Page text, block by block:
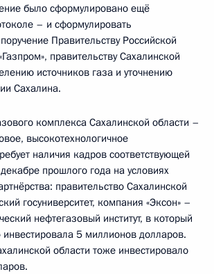
было сформулировано ещё
– и сформулировать
Правительству Российской
правительству Сахалинской
источников газа и уточнению
Сахалина.
комплекса Сахалинской области –
высокотехнологичное
наличия кадров соответствующей
прошлого года на условиях
правительство Сахалинской
госуниверситет, компания «Эксон» –
нефтегазовый институт, в который
инвестировала 5 миллионов долларов.
области тоже инвестировало